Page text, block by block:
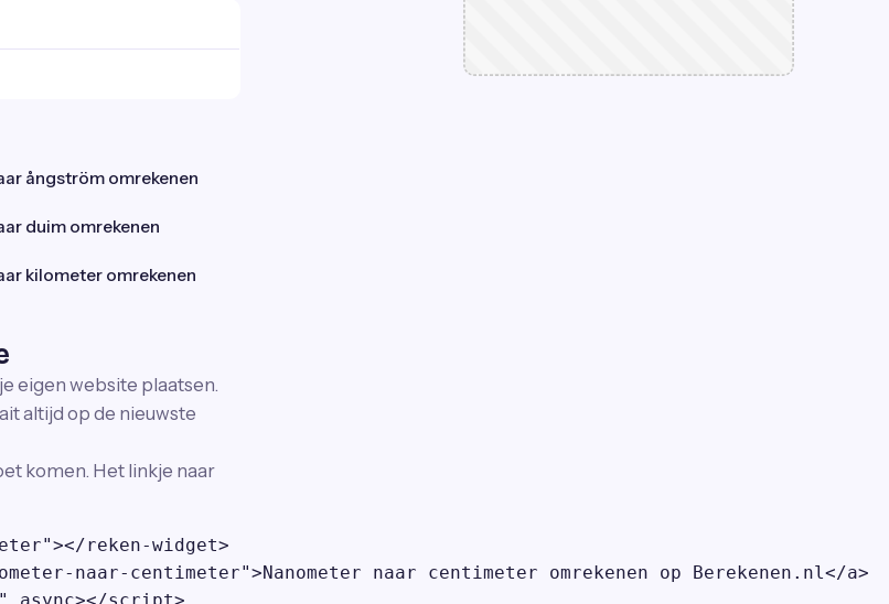
ångström omrekenen
duim omrekenen
kilometer omrekenen
eigen website plaatsen.
altijd op de nieuwste
komen. Het linkje naar
reken-widget>
naar-centimeter">Nanometer naar centimeter omrekenen op Berekenen.nl</a>